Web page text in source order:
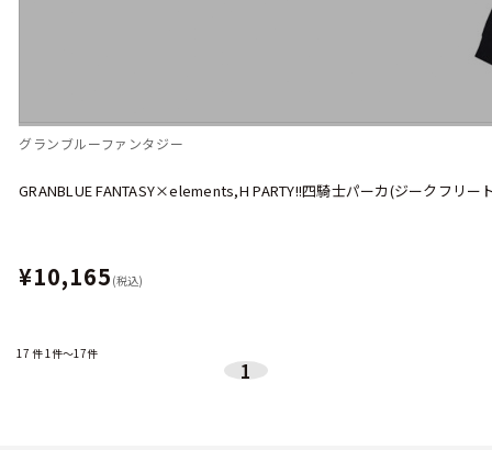
グランブルーファンタジー
GRANBLUE FANTASY×elements,H PARTY!!四騎士パーカ(ジークフリー
¥10,165 (税込)
17 件1件～17件
1